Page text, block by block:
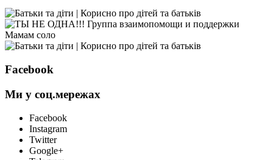
Facebook
Ми у соц.мережах
Facebook
Instagram
Twitter
Google+